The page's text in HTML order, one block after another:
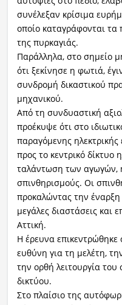
συνέλεξαν κρίσιμα
οποίο καταγράφονται
της πυρκαγιάς.
Παράλληλα, στο σημείο
ότι ξεκίνησε η φωτιά,
συνδρομή δικαστικού
μηχανικού.
Από τη συνδυαστική
προέκυψε ότι στο
παραγόμενης ηλεκτρικής
προς το κεντρικό δίκτυο
ταλάντωση των αγωγών,
σπινθηρισμούς. Οι
προκαλώντας την
μεγάλες διαστάσεις και
Αττική.
Η έρευνα
ευθύνη για τη μελέτη,
την ορθή λειτουργία του
δικτύου.
Στο πλαίσιο της